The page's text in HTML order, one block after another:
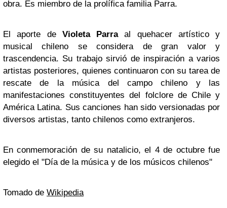
obra. Es miembro de la prolífica familia Parra.
El aporte de Violeta Parraal quehacer artístico y
musical chileno se considera de gran valor y
trascendencia. Su trabajo sirvió de inspiración a varios
artistas posteriores, quienes continuaron con su tarea de
rescate de la música del campo chileno y las
manifestaciones constituyentes del folclore de Chile y
América Latina. Sus canciones han sido versionadas por
diversos artistas, tanto chilenos como extranjeros.
En conmemoración de su natalicio, el 4 de octubre fue
elegido el "Día de la música y de los músicos chilenos"
Tomado de Wikipedia